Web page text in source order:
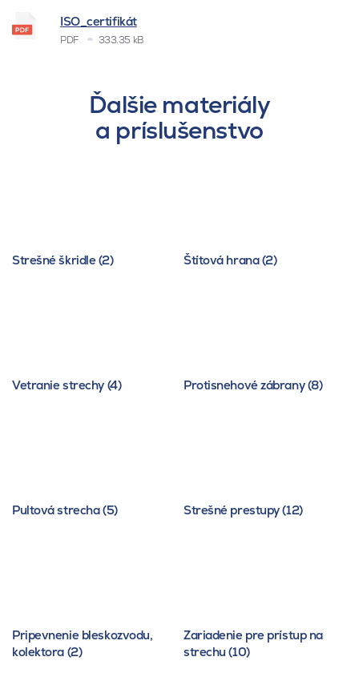
ISO_certifikát
PDF 333.35 kB
Ďalšie materiály
a príslušenstvo
Strešné škridle (2) Štítová hrana (2)
Vetranie strechy (4) Protisnehové zábrany (8)
Pultová strecha (5) Strešné prestupy (12)
Pripevnenie bleskozvodu,
kolektora (2)
Zariadenie pre prístup na
strechu (10)